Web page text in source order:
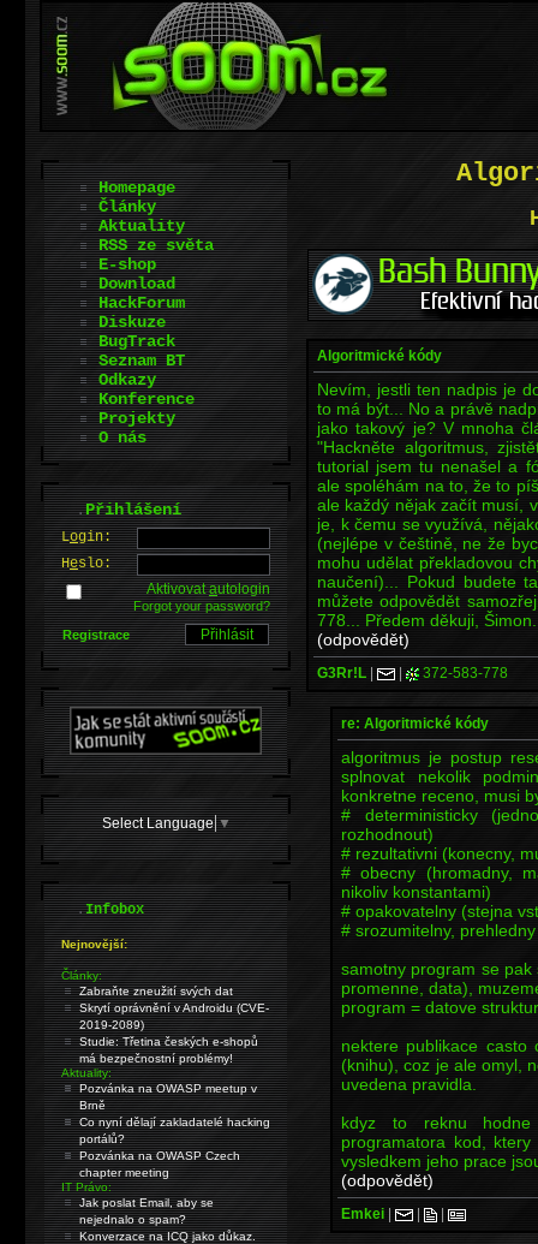
Algoritmické kódy
Nevím, jestli ten nadpis je
to má být... No a právě
jako takový je? V mnoha
"Hackněte algoritmus,
tutorial jsem tu nenašel a
ale spoléhám na to, že to
ale každý nějak začít musí,
je, k čemu se využívá,
(nejlépe v češtině, ne že
mohu udělat překladovou
naučení)... Pokud budete
můžete odpovědět
778... Předem děkuji,
(odpovědět)
G3Rr!L | | 372-583-778
re: Algoritmické kódy
algoritmus je postup
splnovat nekolik
konkretne receno, musi
# deterministicky
rozhodnout)
# rezultativni (konecny,
# obecny (hromadny,
nikoliv konstantami)
# opakovatelny (stejna
# srozumitelny,
samotny program se
promenne, data),
program = datove
nektere publikace casto
(knihu), coz je ale omyl,
uvedena pravidla.
kdyz to reknu
programatora kod,
vysledkem jeho prace
(odpovědět)
Emkei | | |
Homepage
Články
Aktuality
RSS ze světa
E-shop
Download
HackForum
Diskuze
BugTrack
Seznam BT
Odkazy
Konference
Projekty
O nás
.Přihlášení
Login:
Heslo:
Aktivovatautologin
Forgot your password?
Registrace
Select Language ▼
.Infobox
Nejnovější:
Články:
Zabraňte zneužití svých dat
Skrytí oprávnění v Androidu (CVE-
2019-2089)
Studie: Třetina českých e-shopů
má bezpečnostní problémy!
Aktuality:
Pozvánka na OWASP meetup v
Brně
Co nyní dělají zakladatelé hacking
portálů?
Pozvánka na OWASP Czech
chapter meeting
IT Právo:
Jak poslat Email, aby se
nejednalo o spam?
Konverzace na ICQ jako důkaz.